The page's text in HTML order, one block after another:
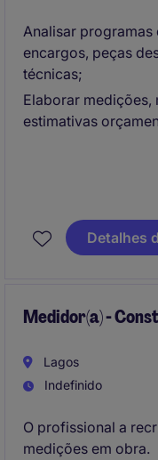
Analisar
encargos, peças
técnicas;
Elaborar medições,
estimativas
Detalhes
Medidor(a) -
Lagos
Indefinido
O profissional a
medições em obra.